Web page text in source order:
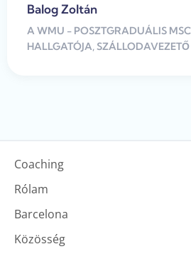
Balog Zoltán
A WMU - POSZTGRADUÁLIS MSC
HALLGATÓJA, SZÁLLODAVEZETŐ
Coaching
Rólam
Barcelona
Közösség